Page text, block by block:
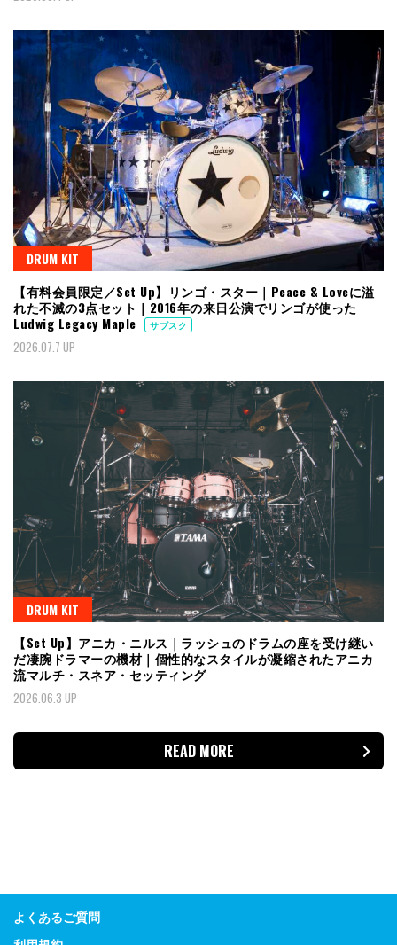
DRUM KIT
【有料会員限定／Set Up】リンゴ・スター｜Peace & Loveに溢
れた不滅の3点セット｜2016年の来日公演でリンゴが使った
Ludwig Legacy Maple
サブスク
2026.07.7 UP
DRUM KIT
【Set Up】アニカ・ニルス｜ラッシュのドラムの座を受け継い
だ凄腕ドラマーの機材｜個性的なスタイルが凝縮されたアニカ
流マルチ・スネア・セッティング
2026.06.3 UP
READ MORE
よくあるご質問